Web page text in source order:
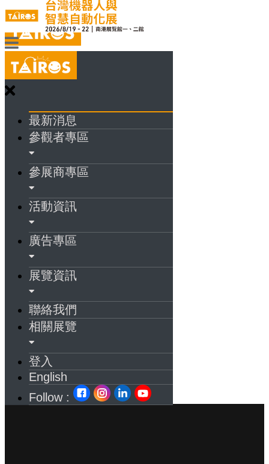
最新消息
參觀者專區
參展商專區
活動資訊
廣告專區
展覽資訊
聯絡我們
相關展覽
登入
English
Follow :